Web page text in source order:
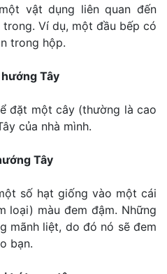
vật dụng liên quan đến
trong. Ví dụ, một đầu bếp có
trong hộp.
Tây
đặt một cây (thường là cao
của nhà mình.
Tây
số hạt giống vào một cái
loại) màu đem đậm. Những
mãnh liệt, do đó nó sẽ đem
bạn.